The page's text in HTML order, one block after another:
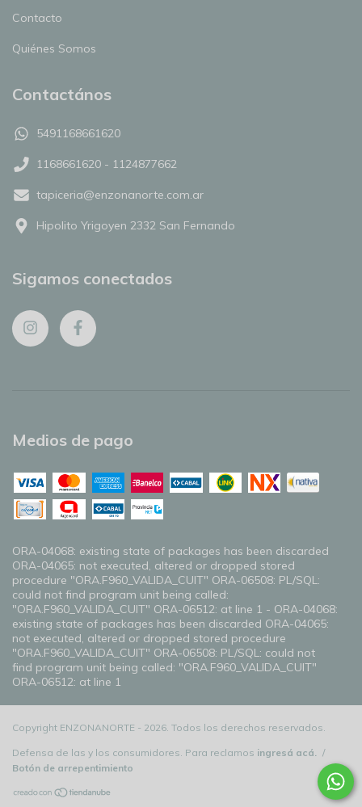
Contacto
Quiénes Somos
Contactános
5491168661620
1168661620 - 1124877662
tapiceria@enzonanorte.com.ar
Hipolito Yrigoyen 2332 San Fernando
Sigamos conectados
Medios de pago
ORA-04068: existing state of packages has been discarded
ORA-04065: not executed, altered or dropped stored
procedure "ORA.F960_VALIDA_CUIT" ORA-06508: PL/SQL:
could not find program unit being called:
"ORA.F960_VALIDA_CUIT" ORA-06512: at line 1 - ORA-04068:
existing state of packages has been discarded ORA-04065:
not executed, altered or dropped stored procedure
"ORA.F960_VALIDA_CUIT" ORA-06508: PL/SQL: could not
find program unit being called: "ORA.F960_VALIDA_CUIT"
ORA-06512: at line 1
Copyright ENZONANORTE - 2026. Todos los derechos reservados.
Defensa de las y los consumidores. Para reclamos ingresá acá. /
Botón de arrepentimiento